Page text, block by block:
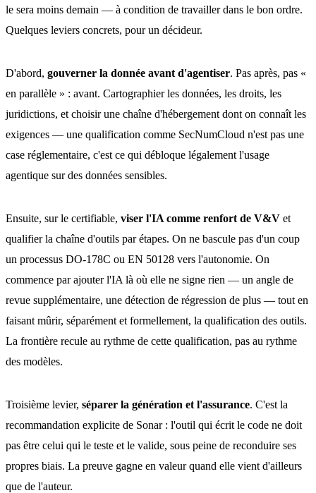
le sera moins demain — à condition de travailler dans le bon ordre.
Quelques leviers concrets, pour un décideur.
D'abord, gouverner la donnée avant d'agentiser. Pas après, pas «
en parallèle » : avant. Cartographier les données, les droits, les
juridictions, et choisir une chaîne d'hébergement dont on connaît les
exigences — une qualification comme SecNumCloud n'est pas une
case réglementaire, c'est ce qui débloque légalement l'usage
agentique sur des données sensibles.
Ensuite, sur le certifiable, viser l'IA comme renfort de V&V et
qualifier la chaîne d'outils par étapes. On ne bascule pas d'un coup
un processus DO-178C ou EN 50128 vers l'autonomie. On
commence par ajouter l'IA là où elle ne signe rien — un angle de
revue supplémentaire, une détection de régression de plus — tout en
faisant mûrir, séparément et formellement, la qualification des outils.
La frontière recule au rythme de cette qualification, pas au rythme
des modèles.
Troisième levier, séparer la génération et l'assurance. C'est la
recommandation explicite de Sonar : l'outil qui écrit le code ne doit
pas être celui qui le teste et le valide, sous peine de reconduire ses
propres biais. La preuve gagne en valeur quand elle vient d'ailleurs
que de l'auteur.